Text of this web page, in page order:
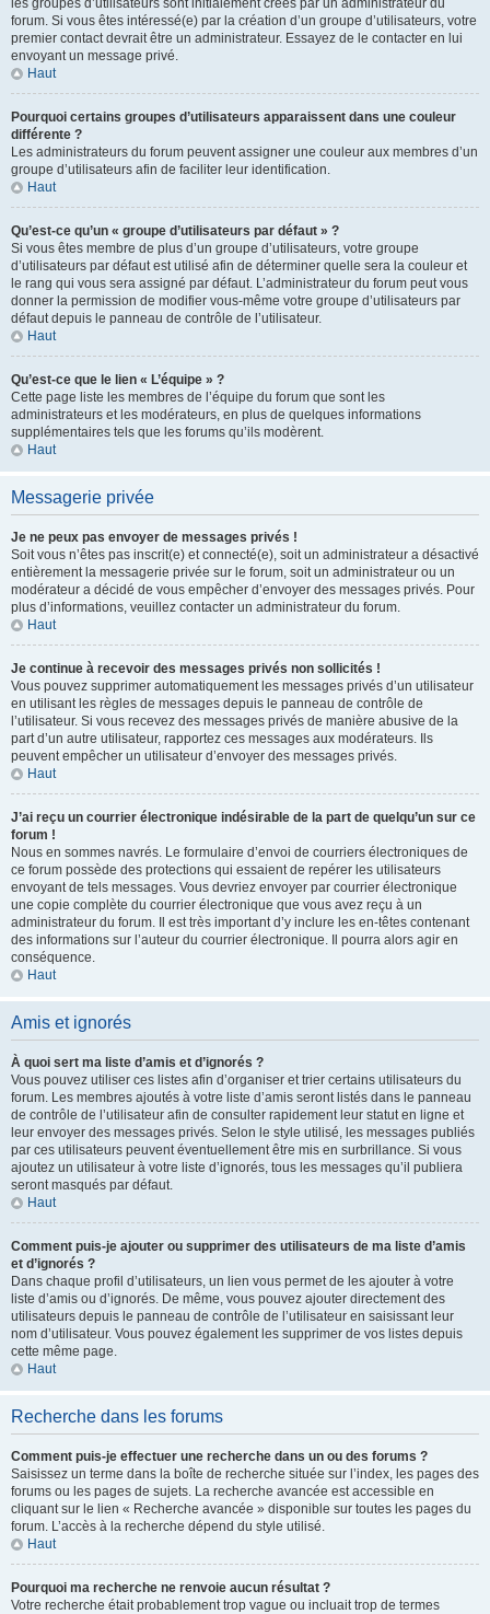
les groupes d’utilisateurs sont initialement créés par un administrateur du
forum. Si vous êtes intéressé(e) par la création d’un groupe d’utilisateurs, votre
premier contact devrait être un administrateur. Essayez de le contacter en lui
envoyant un message privé.
Haut
Pourquoi certains groupes d’utilisateurs apparaissent dans une couleur
différente ?
Les administrateurs du forum peuvent assigner une couleur aux membres d’un
groupe d’utilisateurs afin de faciliter leur identification.
Haut
Qu’est-ce qu’un « groupe d’utilisateurs par défaut » ?
Si vous êtes membre de plus d’un groupe d’utilisateurs, votre groupe
d’utilisateurs par défaut est utilisé afin de déterminer quelle sera la couleur et
le rang qui vous sera assigné par défaut. L’administrateur du forum peut vous
donner la permission de modifier vous-même votre groupe d’utilisateurs par
défaut depuis le panneau de contrôle de l’utilisateur.
Haut
Qu’est-ce que le lien « L’équipe » ?
Cette page liste les membres de l’équipe du forum que sont les
administrateurs et les modérateurs, en plus de quelques informations
supplémentaires tels que les forums qu’ils modèrent.
Haut
Messagerie privée
Je ne peux pas envoyer de messages privés !
Soit vous n’êtes pas inscrit(e) et connecté(e), soit un administrateur a désactivé
entièrement la messagerie privée sur le forum, soit un administrateur ou un
modérateur a décidé de vous empêcher d’envoyer des messages privés. Pour
plus d’informations, veuillez contacter un administrateur du forum.
Haut
Je continue à recevoir des messages privés non sollicités !
Vous pouvez supprimer automatiquement les messages privés d’un utilisateur
en utilisant les règles de messages depuis le panneau de contrôle de
l’utilisateur. Si vous recevez des messages privés de manière abusive de la
part d’un autre utilisateur, rapportez ces messages aux modérateurs. Ils
peuvent empêcher un utilisateur d’envoyer des messages privés.
Haut
J’ai reçu un courrier électronique indésirable de la part de quelqu’un sur ce
forum !
Nous en sommes navrés. Le formulaire d’envoi de courriers électroniques de
ce forum possède des protections qui essaient de repérer les utilisateurs
envoyant de tels messages. Vous devriez envoyer par courrier électronique
une copie complète du courrier électronique que vous avez reçu à un
administrateur du forum. Il est très important d’y inclure les en-têtes contenant
des informations sur l’auteur du courrier électronique. Il pourra alors agir en
conséquence.
Haut
Amis et ignorés
À quoi sert ma liste d’amis et d’ignorés ?
Vous pouvez utiliser ces listes afin d’organiser et trier certains utilisateurs du
forum. Les membres ajoutés à votre liste d’amis seront listés dans le panneau
de contrôle de l’utilisateur afin de consulter rapidement leur statut en ligne et
leur envoyer des messages privés. Selon le style utilisé, les messages publiés
par ces utilisateurs peuvent éventuellement être mis en surbrillance. Si vous
ajoutez un utilisateur à votre liste d’ignorés, tous les messages qu’il publiera
seront masqués par défaut.
Haut
Comment puis-je ajouter ou supprimer des utilisateurs de ma liste d’amis
et d’ignorés ?
Dans chaque profil d’utilisateurs, un lien vous permet de les ajouter à votre
liste d’amis ou d’ignorés. De même, vous pouvez ajouter directement des
utilisateurs depuis le panneau de contrôle de l’utilisateur en saisissant leur
nom d’utilisateur. Vous pouvez également les supprimer de vos listes depuis
cette même page.
Haut
Recherche dans les forums
Comment puis-je effectuer une recherche dans un ou des forums ?
Saisissez un terme dans la boîte de recherche située sur l’index, les pages des
forums ou les pages de sujets. La recherche avancée est accessible en
cliquant sur le lien « Recherche avancée » disponible sur toutes les pages du
forum. L’accès à la recherche dépend du style utilisé.
Haut
Pourquoi ma recherche ne renvoie aucun résultat ?
Votre recherche était probablement trop vague ou incluait trop de termes